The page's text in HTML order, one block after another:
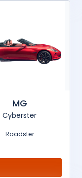
MG
Cyberster
Roadster